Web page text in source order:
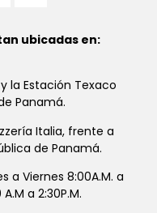
ubicadas en:
la Estación Texaco
Panamá.
Italia, frente a
de Panamá.
a Viernes 8:00A.M. a
a 2:30P.M.